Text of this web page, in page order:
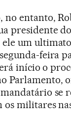
no entanto,
presidente
ele um
feira
início o
Parlamento,
se
os militares